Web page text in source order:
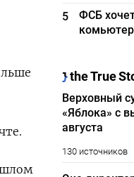
5
ФСБ